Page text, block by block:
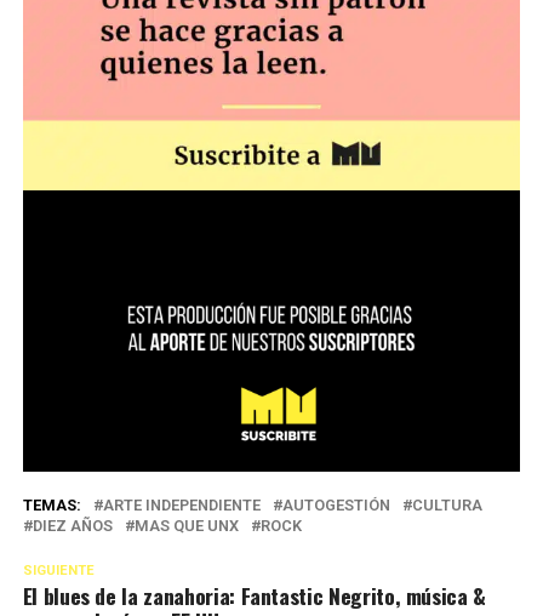
TEMAS: ARTE INDEPENDIENTE AUTOGESTIÓN
CULTURA
DIEZ AÑOS
MAS QUE UNX ROCK
SIGUIENTE
El blues de la zanahoria: Fantastic Negrito, música &